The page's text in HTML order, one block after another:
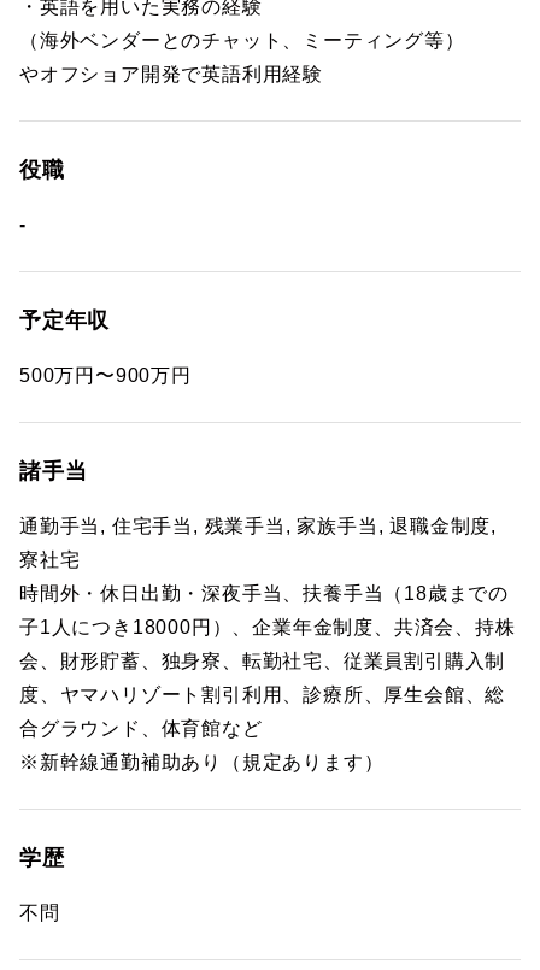
・英語を用いた実務の経験
（海外ベンダーとのチャット、ミーティング等）
やオフショア開発で英語利用経験
役職
-
予定年収
500万円〜900万円
諸手当
通勤手当, 住宅手当, 残業手当, 家族手当, 退職金制度,
寮社宅
時間外・休日出勤・深夜手当、扶養手当（18歳までの
子1人につき18000円）、企業年金制度、共済会、持株
会、財形貯蓄、独身寮、転勤社宅、従業員割引購入制
度、ヤマハリゾート割引利用、診療所、厚生会館、総
合グラウンド、体育館など
※新幹線通勤補助あり（規定あります）
学歴
不問